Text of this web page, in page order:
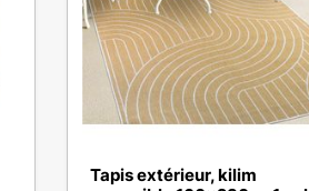
Tapis extérieur, kilim